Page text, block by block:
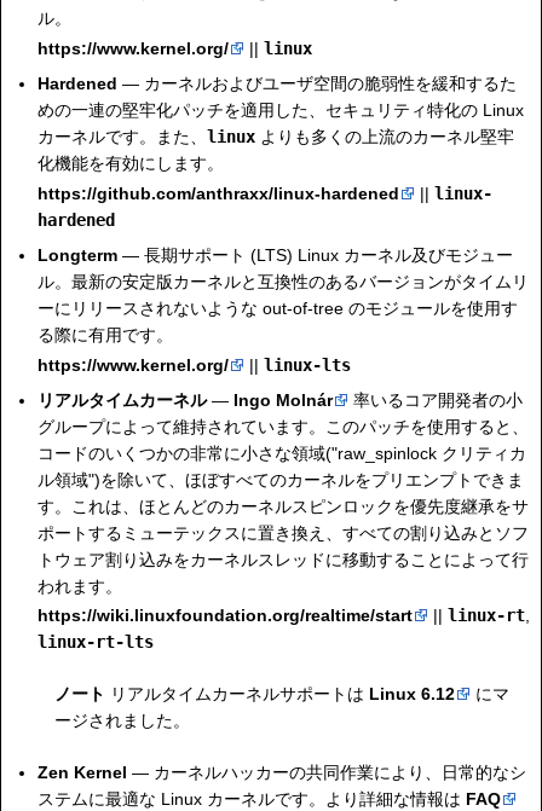
ル。
https://www.kernel.org/
||linux
Hardened — カーネルおよびユーザ空間の脆弱性を緩和するた
めの一連の堅牢化パッチを適用した、セキュリティ特化の Linux
カーネルです。また、linux よりも多くの上流のカーネル堅牢
化機能を有効にします。
https://github.com/anthraxx/linux-hardened
||linux-
hardened
Longterm — 長期サポート (LTS) Linux カーネル及びモジュー
ル。最新の安定版カーネルと互換性のあるバージョンがタイムリ
ーにリリースされないような out-of-tree のモジュールを使用す
る際に有用です。
https://www.kernel.org/
||linux-lts
リアルタイムカーネル— Ingo Molnár
率いるコア開発者の小
グループによって維持されています。このパッチを使用すると、
コードのいくつかの非常に小さな領域("raw_spinlock クリティカ
ル領域")を除いて、ほぼすべてのカーネルをプリエンプトできま
す。これは、ほとんどのカーネルスピンロックを優先度継承をサ
ポートするミューテックスに置き換え、すべての割り込みとソフ
トウェア割り込みをカーネルスレッドに移動することによって行
われます。
https://wiki.linuxfoundation.org/realtime/start
||linux-rt,
linux-rt-lts
ノート リアルタイムカーネルサポートは Linux 6.12
にマ
ージされました。
Zen Kernel — カーネルハッカーの共同作業により、日常的なシ
ステムに最適な Linux カーネルです。より詳細な情報は FAQ